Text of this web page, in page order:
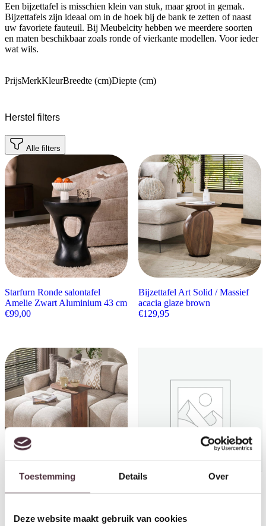
Toestemming Details Over
Deze website maakt gebruik van cookies
Een bijzettafel is misschien klein van stuk, maar groot in gemak.
Bijzettafels zijn ideaal om in de hoek bij de bank te zetten of naast
uw favoriete fauteuil. Bij Meubelcity hebben we meerdere soorten
en maten beschikbaar zoals ronde of vierkante modellen. Voor ieder
wat wils.
PrijsMerkKleurBreedte (cm)Diepte (cm)
Herstel filters
Alle filters
Starfurn Ronde salontafel
Amelie Zwart Aluminium 43 cm
€99,00
Bijzettafel Art Solid / Massief
acacia glaze brown
€129,95
€129,95